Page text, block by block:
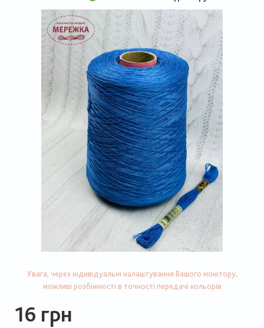
Увага, через індивідуальні налаштування Вашого монітору,
можливі розбіжності в точності передачі кольорів
16 грн